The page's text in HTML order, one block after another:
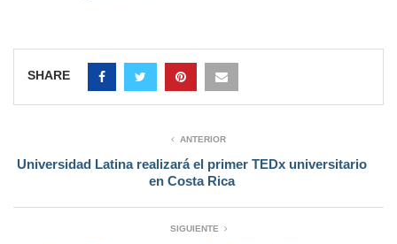
SHARE
ANTERIOR
Universidad Latina realizará el primer TEDx universitario
en Costa Rica
SIGUIENTE